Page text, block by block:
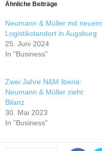
Ähnliche Beiträge
Neumann & Müller mit neuem
Logistikstandort in Augsburg
25. Juni 2024
In "Business"
Zwei Jahre N&M Iberia:
Neumann & Müller zieht
Bilanz
30. Mai 2023
In "Business"